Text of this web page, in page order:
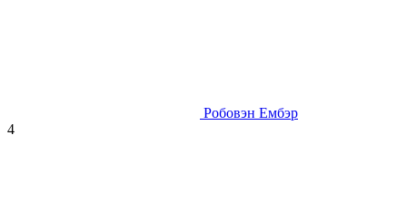
Робовэн Ембэр
4